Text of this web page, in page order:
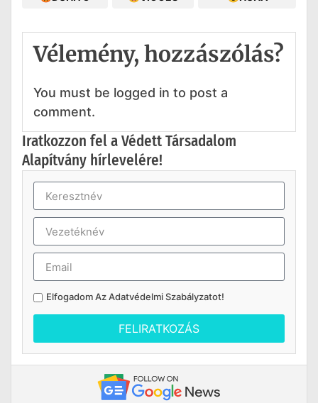
Vélemény, hozzászólás?
You must be logged in to post a
comment.
Iratkozzon fel a Védett Társadalom
Alapítvány hírlevelére!
Elfogadom AzAdatvédelmi Szabályzatot!
FELIRATKOZÁS